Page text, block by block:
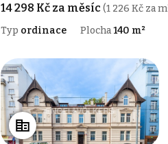
14 298 Kč za měsíc(1 226 Kč za
Typ ordinace Plocha140 m²